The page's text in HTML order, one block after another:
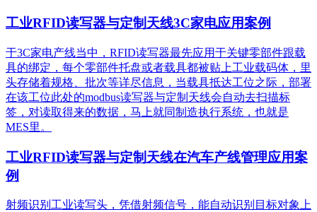
工业RFID读写器与定制天线3C家电应用案例
于3C家电产线当中，RFID读写器最先应用于关键零部件跟载
具的绑定，每个零部件托盘或者载具都被贴上工业载码体，里
头存储着规格、批次等详尽信息，当载具抵达工位之际，部署
在该工位此处的modbus读写器与定制天线会自动去扫描标
签，对读取得来的数据，马上就同制造执行系统，也就是
MES里。
工业RFID读写器与定制天线在汽车产线管理应用案
例
射频识别工业读写头，凭借射频信号，能自动识别目标对象上